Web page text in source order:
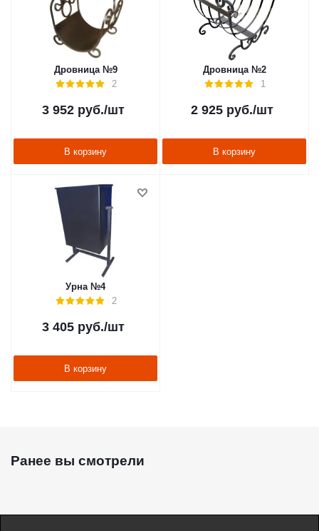
Дровница №9
2
3 952руб./шт
В корзину
Дровница №2
1
2 925руб./шт
В корзину
Урна №4
2
3 405руб./шт
В корзину
Ранее вы смотрели